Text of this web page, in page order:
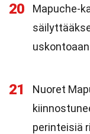
20
Mapuche-
21
Nuoret
perinteisiä